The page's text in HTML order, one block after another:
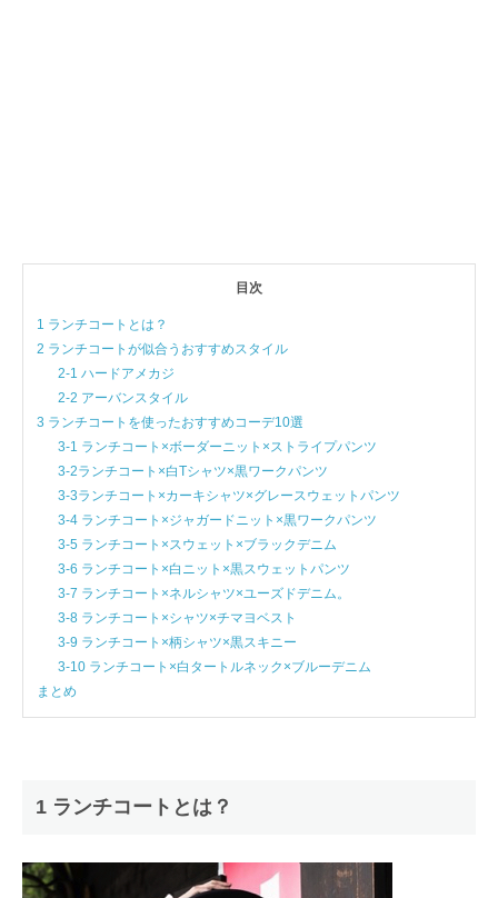
目次
1 ランチコートとは？
2 ランチコートが似合うおすすめスタイル
2-1 ハードアメカジ
2-2 アーバンスタイル
3 ランチコートを使ったおすすめコーデ10選
3-1 ランチコート×ボーダーニット×ストライプパンツ
3-2ランチコート×白Tシャツ×黒ワークパンツ
3-3ランチコート×カーキシャツ×グレースウェットパンツ
3-4 ランチコート×ジャガードニット×黒ワークパンツ
3-5 ランチコート×スウェット×ブラックデニム
3-6 ランチコート×白ニット×黒スウェットパンツ
3-7 ランチコート×ネルシャツ×ユーズドデニム。
3-8 ランチコート×シャツ×チマヨベスト
3-9 ランチコート×柄シャツ×黒スキニー
3-10 ランチコート×白タートルネック×ブルーデニム
まとめ
1 ランチコートとは？